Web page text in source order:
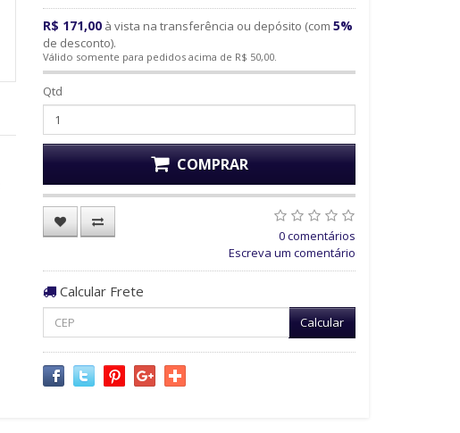
R$ 171,00 à vista na transferência ou depósito (com 5%
de desconto).
Válido somente para pedidos acima de R$ 50,00.
Qtd
COMPRAR
0 comentários
Escreva um comentário
Calcular Frete
Calcular